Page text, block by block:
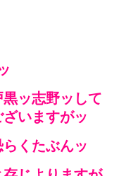
ッ志野ッして
いますがッ
くたぶんッ